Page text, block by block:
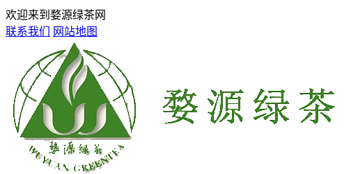
欢迎来到婺源绿茶网
联系我们
网站地图